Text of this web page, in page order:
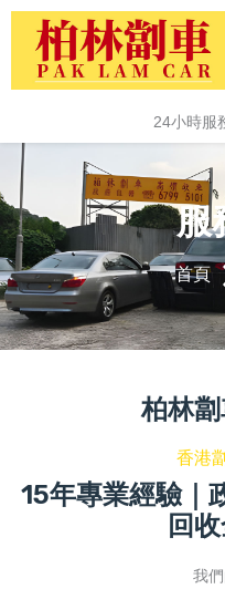
Skip
content
24小時服
服
首頁
柏林
香港
15年專業經驗｜
回
我